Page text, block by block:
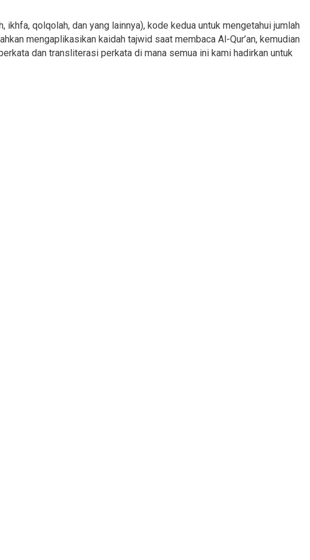
qolqolah, dan yang lainnya), kode kedua untuk mengetahui jumlah
mengaplikasikan kaidah tajwid saat membaca Al-Qur’an, kemudian
dan transliterasi perkata di mana semua ini kami hadirkan untuk